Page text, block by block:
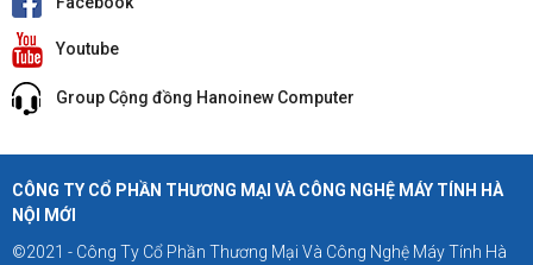
Youtube
Group Cộng đồng Hanoinew Computer
CÔNG TY CỔ PHẦN THƯƠNG MẠI VÀ CÔNG NGHỆ MÁY TÍNH HÀ
NỘI MỚI
©2021 - Công Ty Cổ Phần Thương Mại Và Công Nghệ Máy Tính Hà